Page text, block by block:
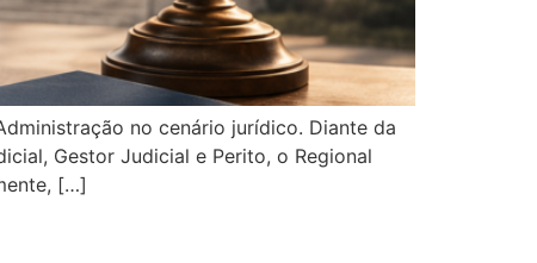
no cenário jurídico. Diante da
Gestor Judicial e Perito, o Regional
[…]